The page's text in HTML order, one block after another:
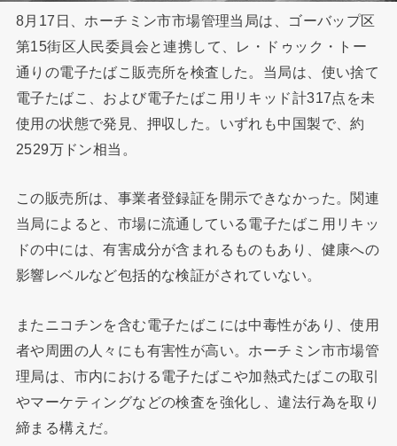
8月17日、ホーチミン市市場管理当局は、ゴーバップ区
第15街区人民委員会と連携して、レ・ドゥック・トー
通りの電子たばこ販売所を検査した。当局は、使い捨て
電子たばこ、および電子たばこ用リキッド計317点を未
使用の状態で発見、押収した。いずれも中国製で、約
2529万ドン相当。
この販売所は、事業者登録証を開示できなかった。関連
当局によると、市場に流通している電子たばこ用リキッ
ドの中には、有害成分が含まれるものもあり、健康への
影響レベルなど包括的な検証がされていない。
またニコチンを含む電子たばこには中毒性があり、使用
者や周囲の人々にも有害性が高い。ホーチミン市市場管
理局は、市内における電子たばこや加熱式たばこの取引
やマーケティングなどの検査を強化し、違法行為を取り
締まる構えだ。